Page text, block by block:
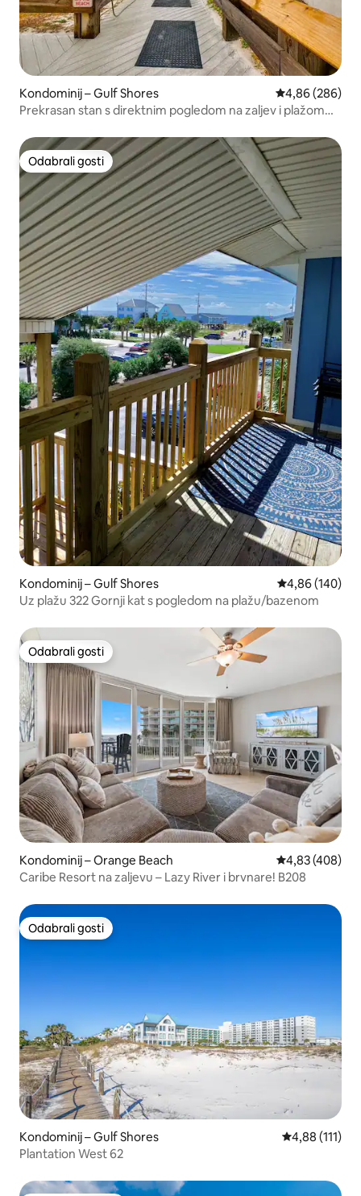
Kondominij – Gulf Shores Prosječna
4,86 (286)
Prekrasan stan s direktnim pogledom na zaljev i plažom
Odabrali gosti
Odabrali gosti
Kondominij – Gulf Shores Prosječna
4,86 (140)
Uz plažu 322 Gornji kat s pogledom na plažu/bazenom
Odabrali gosti
Odabrali gosti
Kondominij – Orange Beach Prosječna
4,83 (408)
Caribe Resort na zaljevu – Lazy River i brvnare! B208
Odabrali gosti
Odabrali gosti
Kondominij – Gulf Shores Prosječna
4,88 (111)
Plantation West 62